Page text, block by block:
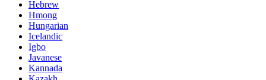
Hebrew
Hmong
Hungarian
Icelandic
Igbo
Javanese
Kannada